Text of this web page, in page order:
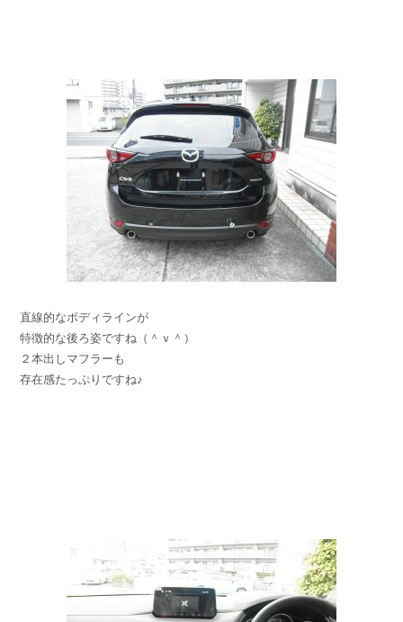
直線的なボディラインが
特徴的な後ろ姿ですね（＾ｖ＾）
２本出しマフラーも
存在感たっぷりですね♪